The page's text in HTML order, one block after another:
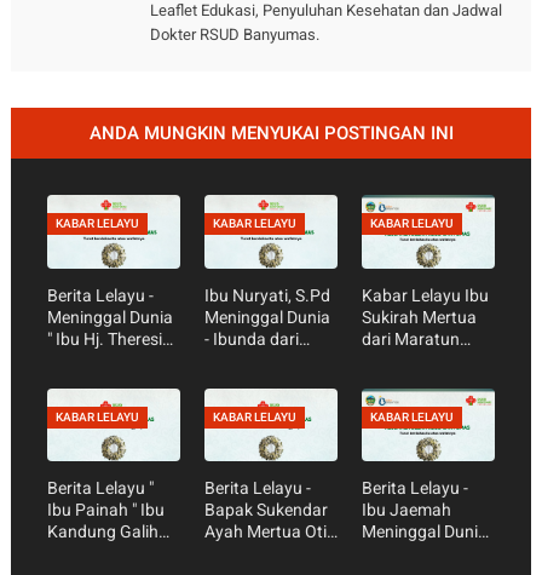
Leaflet Edukasi, Penyuluhan Kesehatan dan Jadwal
Dokter RSUD Banyumas.
ANDA MUNGKIN MENYUKAI POSTINGAN INI
KABAR LELAYU
Berita Lelayu -
Meninggal Dunia
" Ibu Hj. Theresia
Perina RSUD
Banyumas
KABAR LELAYU
Ibu Nuryati, S.Pd
Meninggal Dunia
- Ibunda dari
Kusuma
KABAR LELAYU
Kabar Lelayu Ibu
Sukirah Mertua
dari Maratun
KABAR LELAYU
Berita Lelayu "
Ibu Painah " Ibu
Kandung Galih
KABAR LELAYU
Berita Lelayu -
Bapak Sukendar
Ayah Mertua Oti
KABAR LELAYU
Berita Lelayu -
Ibu Jaemah
Meninggal Dunia